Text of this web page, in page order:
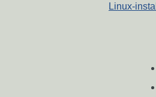
Linux-install